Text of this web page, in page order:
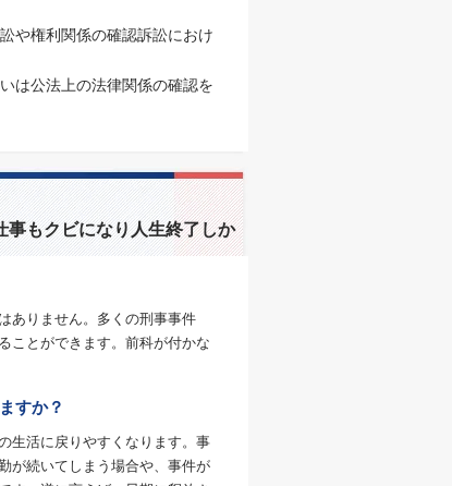
や権利関係の確認訴訟におけ
は公法上の法律関係の確認を
事もクビになり人生終了しか
ありません。多くの刑事事件
ことができます。前科が付かな
すか？
生活に戻りやすくなります。事
が続いてしまう場合や、事件が